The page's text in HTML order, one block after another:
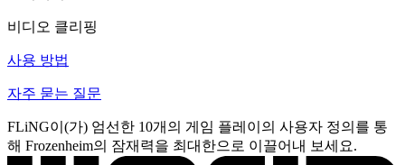
비디오 클리핑
사용 방법
자주 묻는 질문
FLiNG이(가) 엄선한 10개의 게임 플레이의 사용자 정의를 통
해 Frozenheim의 잠재력을 최대한으로 이끌어내 보세요.